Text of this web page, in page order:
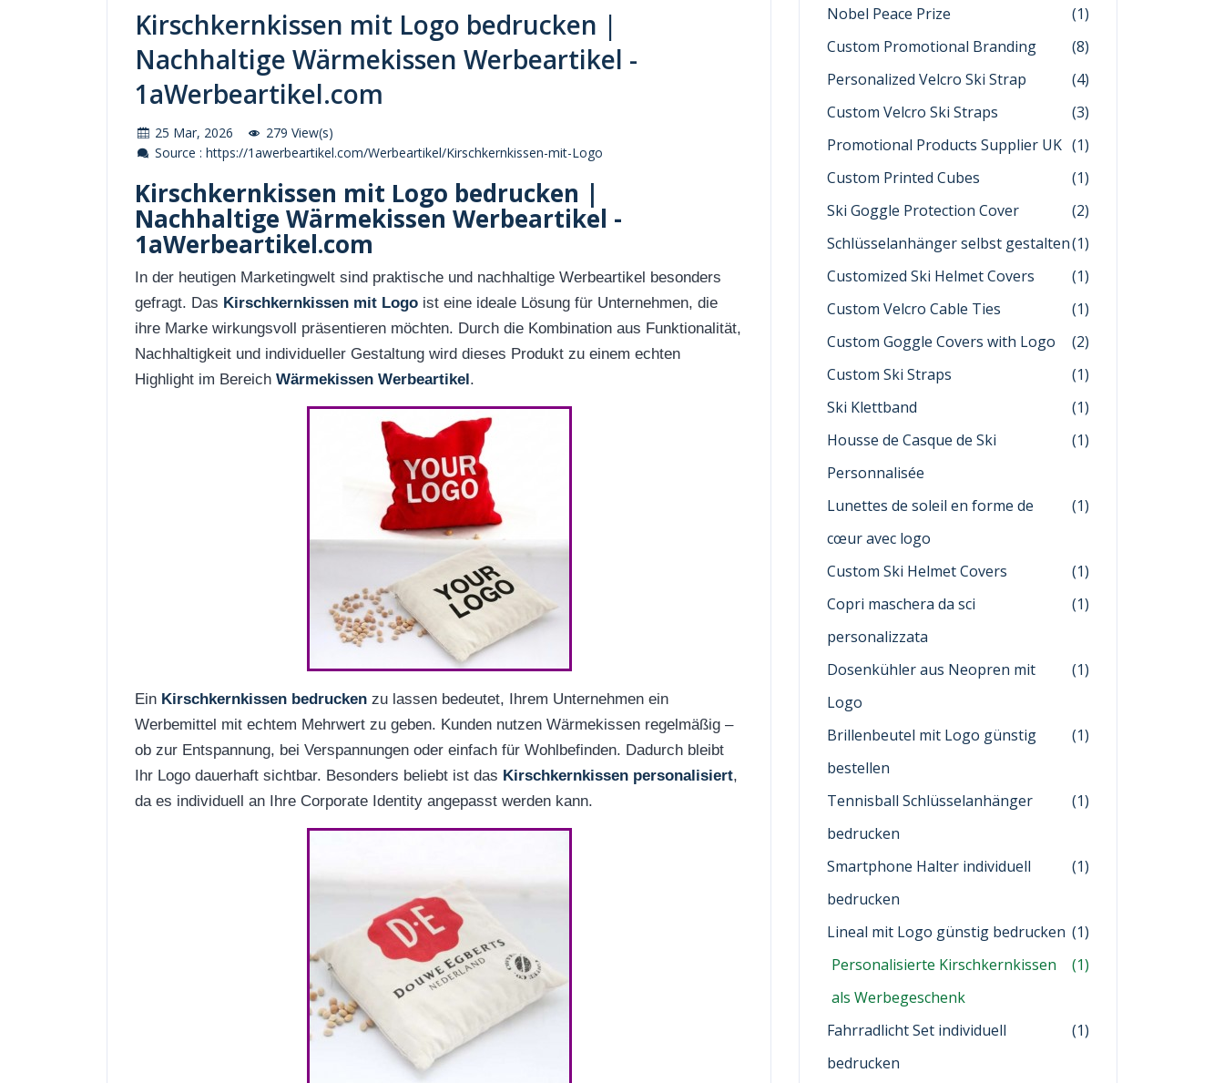
Kirschkernkissen mit Logo bedrucken |
Nachhaltige Wärmekissen Werbeartikel -
1aWerbeartikel.com
25 Mar, 2026
279 View(s)
Source : https://1awerbeartikel.com/Werbeartikel/Kirschkernkissen-mit-Logo
Kirschkernkissen mit Logo bedrucken |
Nachhaltige Wärmekissen Werbeartikel -
1aWerbeartikel.com
In der heutigen Marketingwelt sind praktische und nachhaltige Werbeartikel besonders
gefragt. Das Kirschkernkissen mit Logo ist eine ideale Lösung für Unternehmen, die
ihre Marke wirkungsvoll präsentieren möchten. Durch die Kombination aus Funktionalität,
Nachhaltigkeit und individueller Gestaltung wird dieses Produkt zu einem echten
Highlight im Bereich Wärmekissen Werbeartikel.
Ein Kirschkernkissen bedrucken zu lassen bedeutet, Ihrem Unternehmen ein
Werbemittel mit echtem Mehrwert zu geben. Kunden nutzen Wärmekissen regelmäßig –
ob zur Entspannung, bei Verspannungen oder einfach für Wohlbefinden. Dadurch bleibt
Ihr Logo dauerhaft sichtbar. Besonders beliebt ist das Kirschkernkissen personalisiert,
da es individuell an Ihre Corporate Identity angepasst werden kann.
Nobel Peace Prize
(1)
Custom Promotional Branding
(8)
Personalized Velcro Ski Strap
(4)
Custom Velcro Ski Straps
(3)
Promotional Products Supplier UK (1)
Custom Printed Cubes
(1)
Ski Goggle Protection Cover
(2)
Schlüsselanhänger selbst gestalten(1)
Customized Ski Helmet Covers
(1)
Custom Velcro Cable Ties
(1)
Custom Goggle Covers with Logo
(2)
Custom Ski Straps
(1)
Ski Klettband
(1)
Housse de Casque de Ski
Personnalisée
(1)
Lunettes de soleil en forme de
cœur avec logo
(1)
Custom Ski Helmet Covers
(1)
Copri maschera da sci
personalizzata
(1)
Dosenkühler aus Neopren mit
Logo
(1)
Brillenbeutel mit Logo günstig
bestellen
(1)
Tennisball Schlüsselanhänger
bedrucken
(1)
Smartphone Halter individuell
bedrucken
(1)
Lineal mit Logo günstig bedrucken (1)
Personalisierte Kirschkernkissen
als Werbegeschenk
(1)
Fahrradlicht Set individuell
bedrucken
(1)